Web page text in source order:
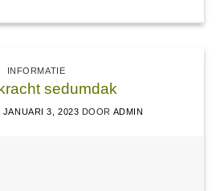
INFORMATIE
sedumdak
JANUARI 3, 2023 DOOR ADMIN